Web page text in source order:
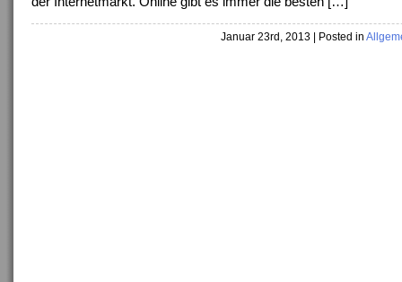
Januar 23rd, 2013 | Posted in